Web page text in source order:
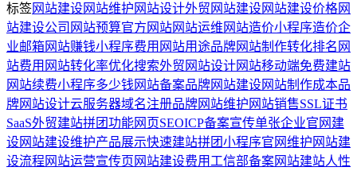
标签网站建设网站维护 网站设计外贸网站建设网站建设价格网
站建设公司 网站预算官方网站网站运维 网站造价小程序造价企
业邮箱网站赚钱小程序费用 网站用途品牌网站制作转化排名 网
站费用 网站转化率优化搜索外贸网站设计网站移动端免费建站
网站续费小程序多少钱 网站备案品牌网站建设网站制作成本品
牌网站设计云服务器域名注册品牌网站维护 网站销售SSL证书
SaaS外贸建站拼团功能网页SEOICP备案宣传单张企业官网建
设网站建设维护产品展示快速建站拼团小程序官网维护 网站建
设流程 网站运营宣传页 网站建设费用 工信部备案网站建站人性